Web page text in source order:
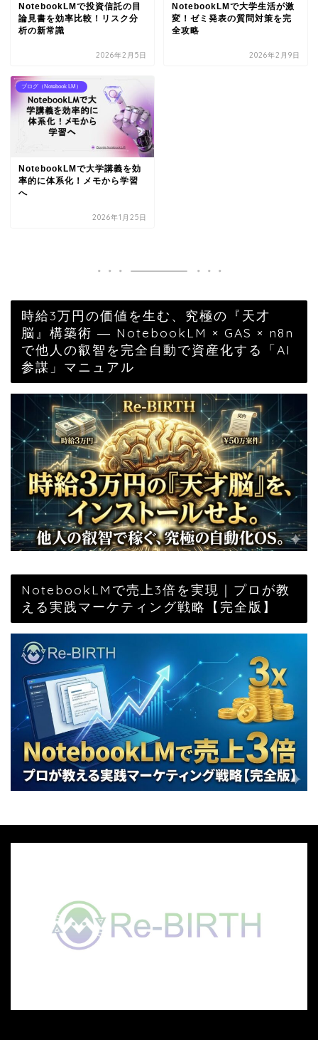
NotebookLMで投資信託の目
論見書を効率比較！リスク分
析の新常識
2026年2月5日
NotebookLMで大学生活が激
変！ゼミ発表の質問対策を完
全攻略
2026年2月9日
ブログ（Notebook LM）
NotebookLMで大学講義を効
率的に体系化！メモから学習
へ
2026年1月25日
時給3万円の価値を生む、究極の『天才
脳』構築術 ― NotebookLM × GAS × n8n
で他人の叡智を完全自動で資産化する「AI
参謀」マニュアル
NotebookLMで売上3倍を実現｜プロが教
える実践マーケティング戦略【完全版】